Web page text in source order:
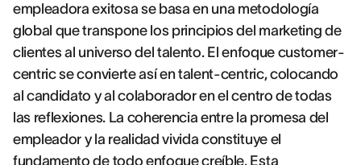
empleadora exitosa se basa en una metodología
global que transpone los principios del marketing de
clientes al universo del talento. El enfoque customer-
centric se convierte así en talent-centric, colocando
al candidato y al colaborador en el centro de todas
las reflexiones. La coherencia entre la promesa del
empleador y la realidad vivida constituye el
fundamento de todo enfoque creíble. Esta